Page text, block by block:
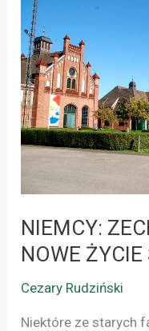
NIEMCY:
NOWE
Cezary Rudziński
Niektóre ze starych
ZECHE
ZOLLVEREIN
–
NOWE
ŻYCIE
STAREJ
KOPALNI